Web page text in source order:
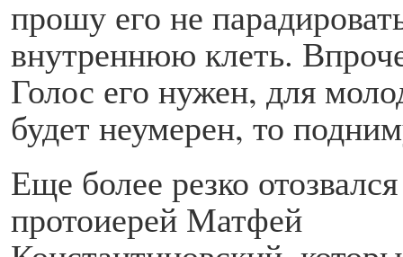
прошу его не
внутреннюю клеть.
Голос его нужен, для
будет неумерен, то
Еще более резко
протоиерей Матфей